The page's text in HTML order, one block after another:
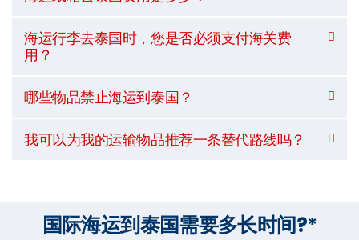
海运行李去泰国时，您是否必须支付海关费
用？
哪些物品禁止海运到泰国？
我可以为我的运输物品推荐一条替代路线吗？
国际海运到泰国需要多长时间?*